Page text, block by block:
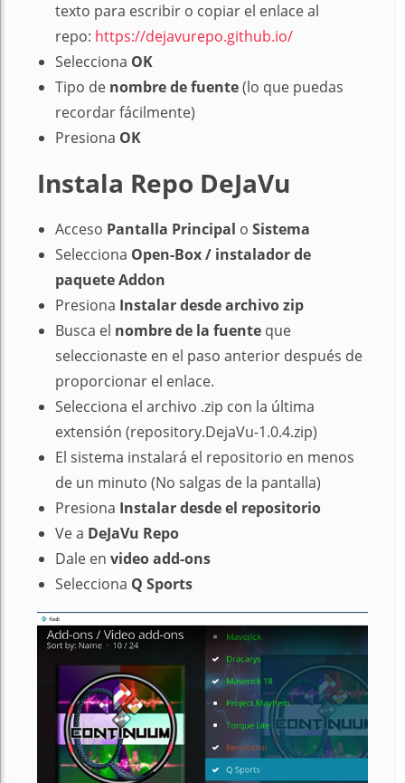
texto para escribir o copiar el enlace al
repo: https://dejavurepo.github.io/
Selecciona OK
Tipo de nombre de fuente(lo que puedas
recordar fácilmente)
Presiona OK
Instala Repo DeJaVu
Acceso Pantalla Principal o Sistema
Selecciona Open-Box / instalador de
paquete Addon
Presiona Instalar desde archivo zip
Busca el nombre de la fuente que
seleccionaste en el paso anterior después de
proporcionar el enlace.
Selecciona el archivo .zip con la última
extensión (repository.DejaVu-1.0.4.zip)
El sistema instalará el repositorio en menos
de un minuto (No salgas de la pantalla)
Presiona Instalar desde el repositorio
Ve a DeJaVu Repo
Dale en video add-ons
Selecciona Q Sports